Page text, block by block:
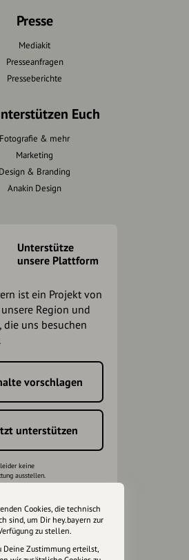
Presse
Mediakit
Presseanfragen
Presseberichte
Euch
Fotografie & mehr
Marketing
Design & Branding
Anakin Design
Unterstütze
unsere Plattform
ist ein Projekt von
Region und
die uns besuchen
vorschlagen
unterstützen
keine
ausstellen.
Cookies, die technisch
sind, um Dir hey.bayern zur
zu stellen.
Deine Zustimmung erteilst,